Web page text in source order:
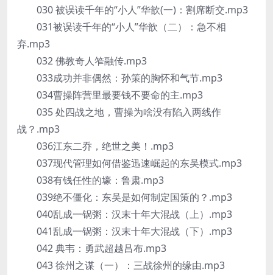
030 被误读千年的“小人”华歆(一)：割席断交.mp3
031被误读千年的“小人”华歆（二）：急不相
弃.mp3
032 佛教奇人笮融传.mp3
033成功并非偶然：孙策的胸怀和气节.mp3
034曹操阵营里最要钱不要命的主.mp3
035 处四战之地，曹操为啥没有陷入两线作
战？.mp3
036江东二乔，绝世之美！.mp3
037现代管理如何借鉴迅速崛起的东吴模式.mp3
038有钱任性的壕：鲁肃.mp3
039绝不僵化：东吴是如何制定国策的？.mp3
040乱成一锅粥：汉末十年大混战（上）.mp3
041乱成一锅粥：汉末十年大混战（下）.mp3
042 典韦：勇武超越吕布.mp3
043 徐州之谋（一）：三战徐州的缘由.mp3